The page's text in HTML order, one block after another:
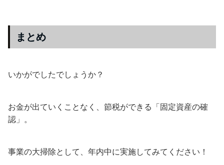
まとめ
いかがでしたでしょうか？
お金が出ていくことなく、節税ができる「固定資産の確
認」。
事業の大掃除として、年内中に実施してみてください！